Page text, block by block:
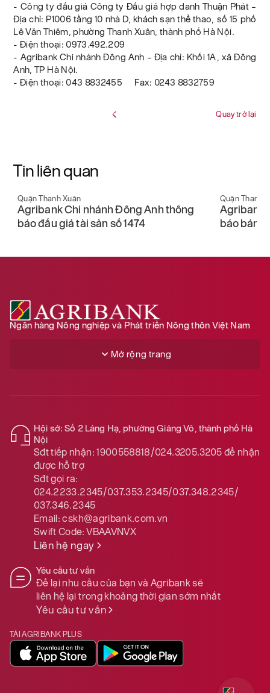
- Công ty đấu giá Công ty Đấu giá hợp danh Thuận Phát –
Địa chỉ: P1006 tầng 10 nhà D, khách sạn thể thao, số 15 phố
Lê Văn Thiêm, phường Thanh Xuân, thành phố Hà Nội.
- Điện thoại: 0973.492.209
- Agribank Chi nhánh Đông Anh – Địa chỉ: Khối 1A, xã Đông
Anh, TP Hà Nội.
- Điện thoại: 043 8832455 Fax: 0243 8832759
Quay trở lại
Tin liên quan
Quận Thanh Xuân
Agribank Chi nhánh Đông Anh thông
báo đấu giá tài sản số 1474
Quận Thanh
Agribank
báo bán
Ngân hàng Nông nghiệp và Phát triển Nông thôn Việt Nam
Mở rộng trang
Hội sở: Số 2 Láng Hạ, phường Giảng Võ, thành phố Hà
Nội
Sđt tiếp nhận: 1900558818/024.3205.3205để nhận
được hỗ trợ
Sđt gọi ra:
024.2233.2345/037.353.2345/037.348.2345/
037.346.2345
Email:cskh@agribank.com.vn
Swift Code:VBAAVNVX
Liên hệ ngay
Yêu cầu tư vấn
Để lại nhu cầu của bạn và Agribank sẽ
liên hệ lại trong khoảng thời gian sớm nhất
Yêu cầu tư vấn
TẢI AGRIBANK PLUS